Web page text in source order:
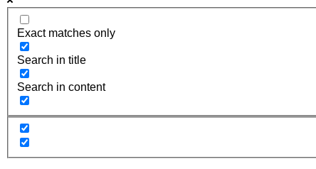
Exact matches only
Search in title
Search in content